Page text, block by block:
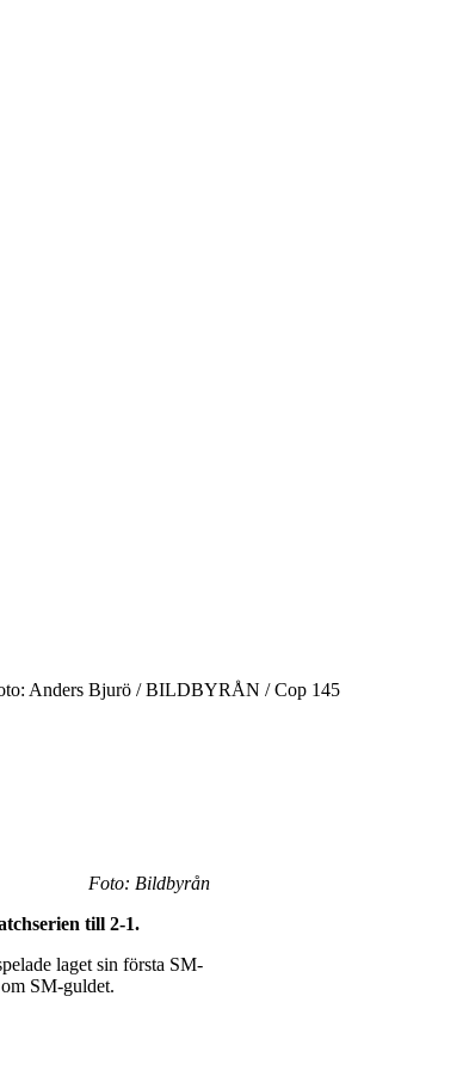
Anders Bjurö / BILDBYRÅN / Cop 145
Foto: Bildbyrån
till 2-1.
laget sin första SM-
SM-guldet.